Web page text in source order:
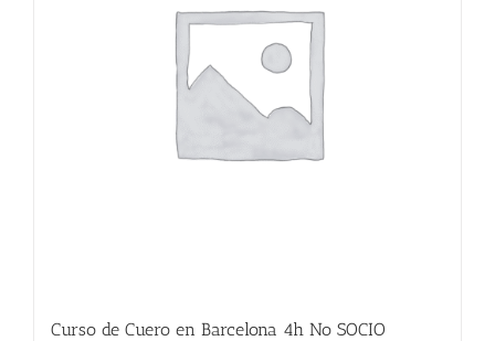
Curso de Cuero en Barcelona 4h No SOCIO